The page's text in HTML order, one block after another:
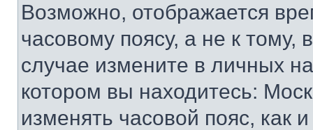
Возможно, отображается
часовому поясу, а не к тому,
случае измените в личных
котором вы находитесь:
изменять часовой пояс, как